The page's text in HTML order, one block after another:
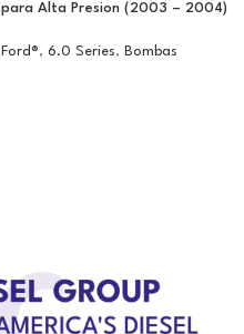
para Alta Presion (2003 – 2004)
Ford®, 6.0 Series, Bombas